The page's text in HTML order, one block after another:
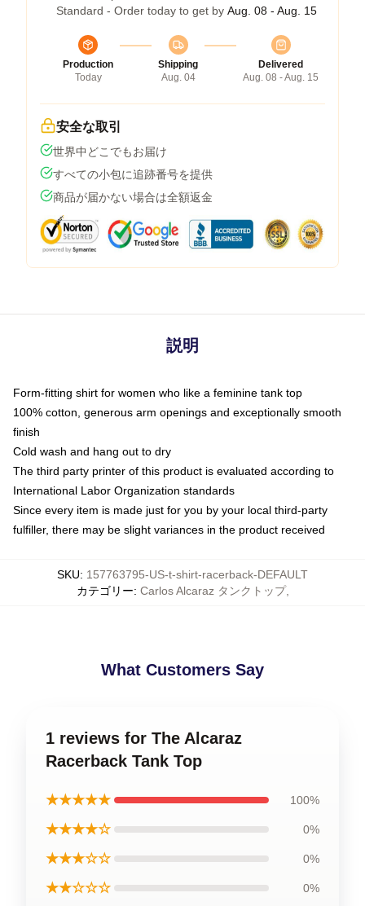
Standard - Order today to get by Aug. 08 - Aug. 15
Production
Today
Shipping
Aug. 04
Delivered
Aug. 08 - Aug. 15
安全な取引
世界中どこでもお届け
すべての小包に追跡番号を提供
商品が届かない場合は全額返金
説明
Form-fitting shirt for women who like a feminine tank top
100% cotton, generous arm openings and exceptionally smooth
finish
Cold wash and hang out to dry
The third party printer of this product is evaluated according to
International Labor Organization standards
Since every item is made just for you by your local third-party
fulfiller, there may be slight variances in the product received
SKU: 157763795-US-t-shirt-racerback-DEFAULT
カテゴリー: Carlos Alcaraz タンクトップ,
What Customers Say
1 reviews for The Alcaraz
Racerback Tank Top
★★★★★ 100%
★★★★☆ 0%
★★★☆☆ 0%
★★☆☆☆ 0%